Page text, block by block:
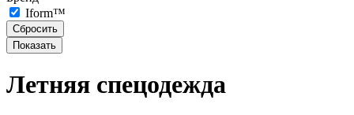
Iform™
Летняя спецодежда